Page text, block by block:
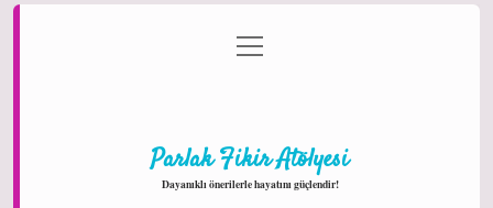
Gizlilik Politikası
menüyü
aç
Parlak Fikir Atölyesi
Dayanıklı önerilerle hayatını güçlendir!